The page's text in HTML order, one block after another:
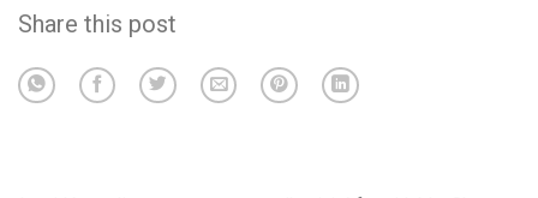
Share this post